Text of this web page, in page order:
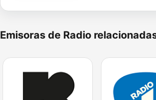
Emisoras de Radio